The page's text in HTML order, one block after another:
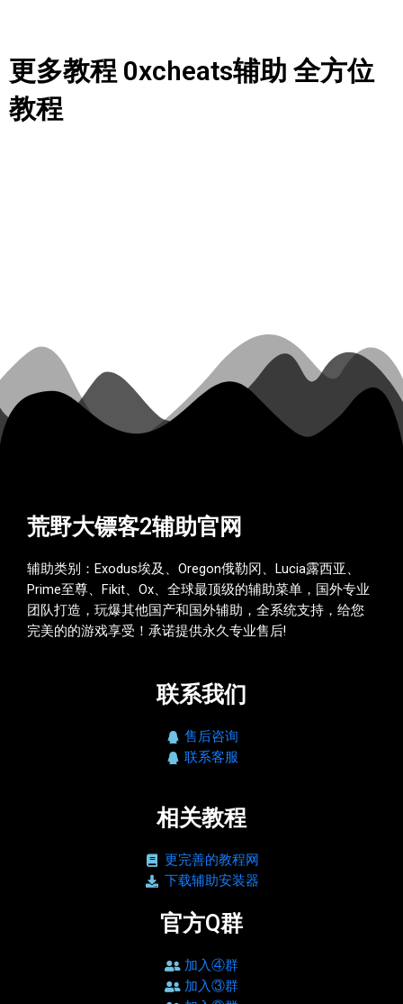
更多教程 0xcheats辅助 全方位
教程
荒野大镖客2辅助官网
辅助类别：Exodus埃及、Oregon俄勒冈、Lucia露西亚、
Prime至尊、Fikit、Ox、全球最顶级的辅助菜单，国外专业
团队打造，玩爆其他国产和国外辅助，全系统支持，给您
完美的的游戏享受！承诺提供永久专业售后!
联系我们
售后咨询
联系客服
相关教程
更完善的教程网
下载辅助安装器
官方Q群
加入④群
加入③群